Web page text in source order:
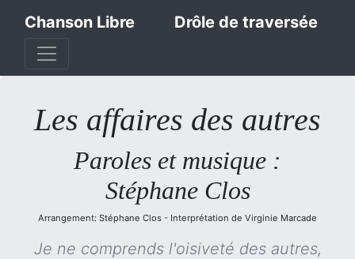
Chanson Libre Drôle de traversée
Les affaires des autres
Paroles et musique :
Stéphane Clos
Arrangement: Stéphane Clos - Interprétation de Virginie Marcade
Je ne comprends l'oisiveté des autres,